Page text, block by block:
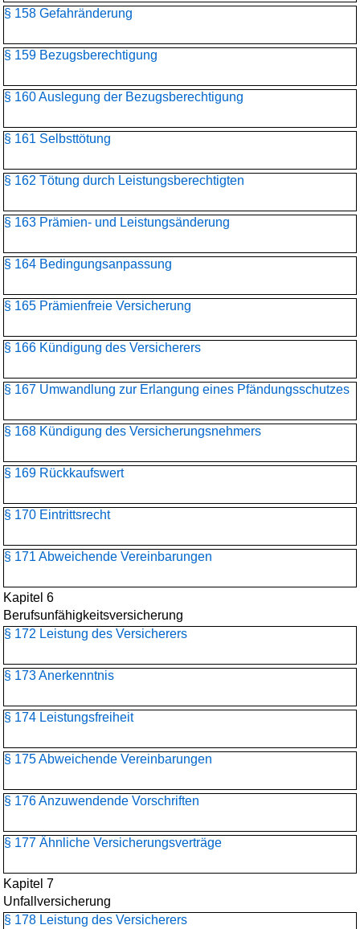
§ 158 Gefahränderung
§ 159 Bezugsberechtigung
§ 160 Auslegung der Bezugsberechtigung
§ 161 Selbsttötung
§ 162 Tötung durch Leistungsberechtigten
§ 163 Prämien- und Leistungsänderung
§ 164 Bedingungsanpassung
§ 165 Prämienfreie Versicherung
§ 166 Kündigung des Versicherers
§ 167 Umwandlung zur Erlangung eines Pfändungsschutzes
§ 168 Kündigung des Versicherungsnehmers
§ 169 Rückkaufswert
§ 170 Eintrittsrecht
§ 171 Abweichende Vereinbarungen
Kapitel 6
Berufsunfähigkeitsversicherung
§ 172 Leistung des Versicherers
§ 173 Anerkenntnis
§ 174 Leistungsfreiheit
§ 175 Abweichende Vereinbarungen
§ 176 Anzuwendende Vorschriften
§ 177 Ähnliche Versicherungsverträge
Kapitel 7
Unfallversicherung
§ 178 Leistung des Versicherers